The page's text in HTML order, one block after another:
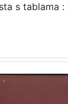
s tablama :